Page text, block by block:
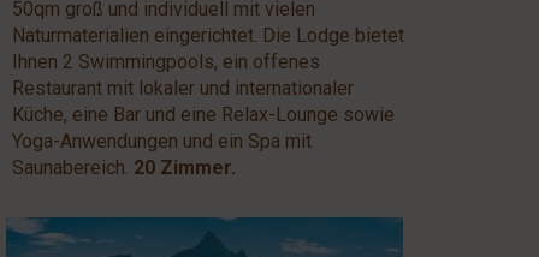
50qm groß und individuell mit vielen
Naturmaterialien eingerichtet. Die Lodge bietet
Ihnen 2 Swimmingpools, ein offenes
Restaurant mit lokaler und internationaler
Küche, eine Bar und eine Relax-Lounge sowie
Yoga-Anwendungen und ein Spa mit
Saunabereich. 20 Zimmer.